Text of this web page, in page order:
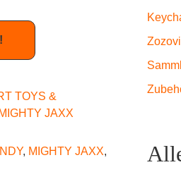
TOYS &
MIGHTY JAXX
, MIGHTY JAXX,